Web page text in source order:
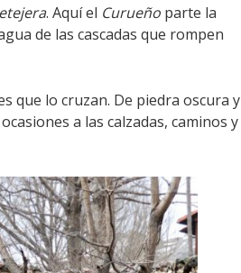
. Aquí el Curueño parte la
de las cascadas que rompen
que lo cruzan. De piedra oscura y
a las calzadas, caminos y